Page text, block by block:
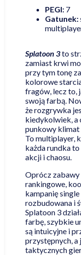
PEGI: 7
Gatunek:
Splatoon 3to
zamiast krwi
przy tym tonę
kolorowe
fragów, lecz to,
swoją farbą.
że rozgrywka
kiedykolwiek, a
punkowy klimat
To multiplayer,
każda rundka
akcji i chaosu.
Oprócz
rankingowe,
kampanię
rozbudowana i
Splatoon 3
farbę, szybkie
są intuicyjne i
przystępnych, a
taktycznych